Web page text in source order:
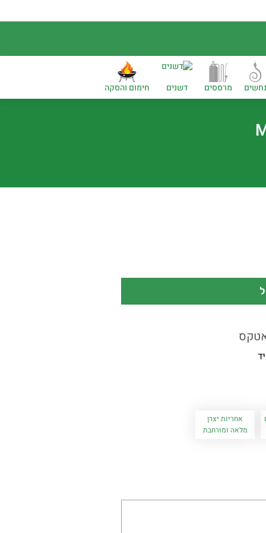
נחשים מרססים דשנים חימום והסקה
אחריות יצרן
מלאה ומורחבת